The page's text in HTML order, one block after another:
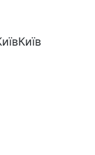
Київ